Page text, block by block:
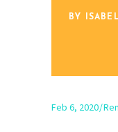
BY
Feb 6, 2020